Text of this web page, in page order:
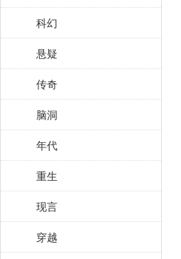
科幻
悬疑
传奇
脑洞
年代
重生
现言
穿越